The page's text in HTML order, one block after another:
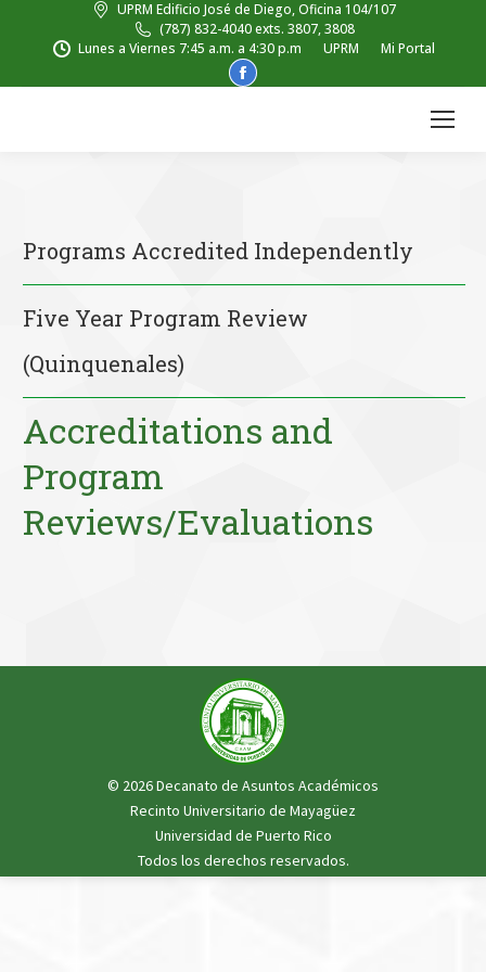
UPRM Edificio José de Diego, Oficina 104/107
(787) 832-4040 exts. 3807, 3808
Lunes a Viernes 7:45 a.m. a 4:30 p.m
UPRM Mi Portal
Facebook
Programs Accredited Independently
Five Year Program Review
(Quinquenales)
Accreditations and
Program
Reviews/Evaluations
© 2026 Decanato de Asuntos Académicos
Recinto Universitario de Mayagüez
Universidad de Puerto Rico
Todos los derechos reservados.